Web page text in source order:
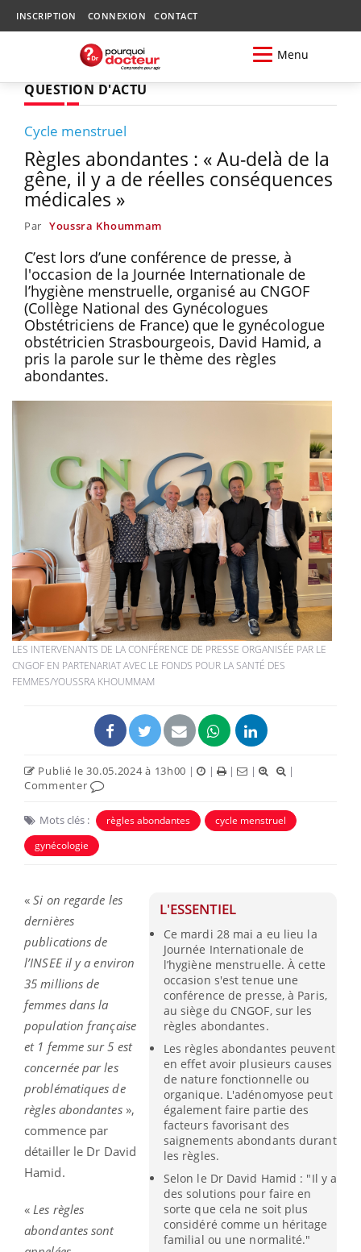
INSCRIPTION CONNEXION CONTACT
Menu
QUESTION D'ACTU
Cycle menstruel
Règles abondantes : « Au-delà de la
gêne, il y a de réelles conséquences
médicales »
Par Youssra Khoummam
C’est lors d’une conférence de presse, à
l'occasion de la Journée Internationale de
l’hygiène menstruelle, organisé au CNGOF
(Collège National des Gynécologues
Obstétriciens de France) que le gynécologue
obstétricien Strasbourgeois, David Hamid, a
pris la parole sur le thème des règles
abondantes.
LES INTERVENANTS DE LA CONFÉRENCE DE PRESSE ORGANISÉE PAR LE
CNGOF EN PARTENARIAT AVEC LE FONDS POUR LA SANTÉ DES
FEMMES/YOUSSRA KHOUMMAM
Publié le 30.05.2024 à 13h00 | | | |
|
Commenter
Mots clés : règles abondantes
cycle menstruel
gynécologie
L'ESSENTIEL
Ce mardi 28 mai a eu lieu la
Journée Internationale de
l’hygiène menstruelle. À cette
occasion s'est tenue une
conférence de presse, à Paris,
au siège du CNGOF, sur les
règles abondantes.
Les règles abondantes peuvent
en effet avoir plusieurs causes
de nature fonctionnelle ou
organique. L'adénomyose peut
également faire partie des
facteurs favorisant des
saignements abondants durant
les règles.
Selon le Dr David Hamid : "Il y a
des solutions pour faire en
sorte que cela ne soit plus
considéré comme un héritage
familial ou une normalité."
«Si on regarde les
dernières
publications de
l’INSEE il y a environ
35 millions de
femmes dans la
population française
et 1 femme sur 5 est
concernée par les
problématiques de
règles abondantes»,
commence par
détailler le Dr David
Hamid.
« Les règles
abondantes sont